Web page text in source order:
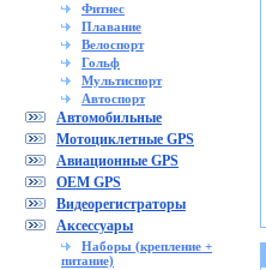
Фитнес
Плавание
Велоспорт
Гольф
Мультиспорт
Автоспорт
Автомобильные
Мотоциклетные GPS
Авиационные GPS
OEM GPS
Видеорегистраторы
Аксессуары
Наборы (крепление +
питание)